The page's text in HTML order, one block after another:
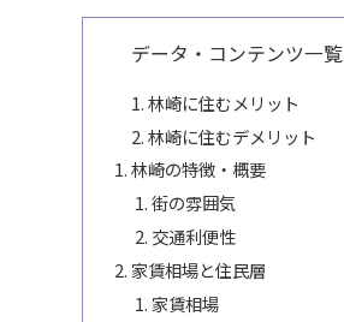
データ・コンテンツ一覧
林崎に住むメリット
林崎に住むデメリット
林崎の特徴・概要
街の雰囲気
交通利便性
家賃相場と住民層
家賃相場